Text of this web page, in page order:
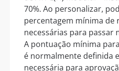
70%. Ao personalizar,
percentagem mínima de
necessárias para passar
A pontuação mínima
é normalmente definida
necessária para